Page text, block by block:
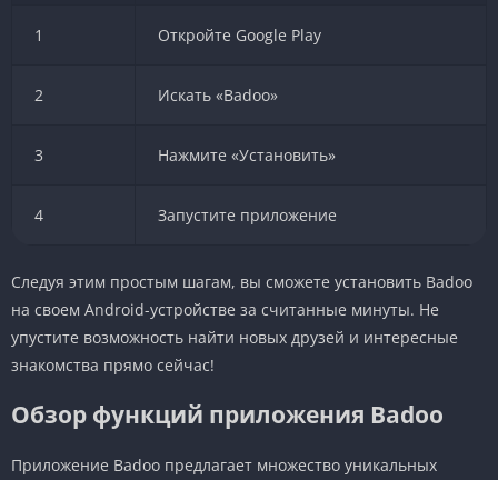
1 Откройте Google Play
2 Искать «Badoo»
3 Нажмите «Установить»
4 Запустите приложение
Следуя этим простым шагам, вы сможете установить Badoo
на своем Android-устройстве за считанные минуты. Не
упустите возможность найти новых друзей и интересные
знакомства прямо сейчас!
Обзор функций приложения Badoo
Приложение Badoo предлагает множество уникальных